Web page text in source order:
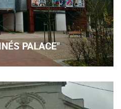
PALACE"